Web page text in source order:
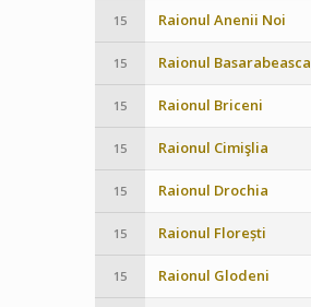
15 Raionul Anenii Noi
15 Raionul Basarabeasca
15 Raionul Briceni
15 Raionul Cimişlia
15 Raionul Drochia
15 Raionul Florești
15 Raionul Glodeni